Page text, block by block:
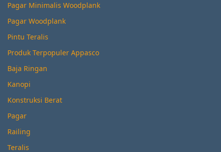
Pagar Minimalis Woodplank
Pagar Woodplank
Pintu Teralis
Produk Terpopuler Appasco
Baja Ringan
Kanopi
Konstruksi Berat
Pagar
Railing
Teralis